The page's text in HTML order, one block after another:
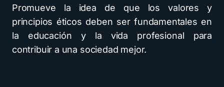
Promueve la idea de que los valores y
principios éticos deben ser fundamentales en
la educación y la vida profesional para
contribuir a una sociedad mejor.